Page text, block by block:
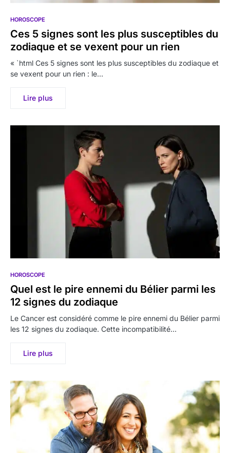
HOROSCOPE
Ces 5 signes sont les plus susceptibles du
zodiaque et se vexent pour un rien
« `html Ces 5 signes sont les plus susceptibles du zodiaque et
se vexent pour un rien : le…
Lire plus
HOROSCOPE
Quel est le pire ennemi du Bélier parmi les
12 signes du zodiaque
Le Cancer est considéré comme le pire ennemi du Bélier parmi
les 12 signes du zodiaque. Cette incompatibilité…
Lire plus